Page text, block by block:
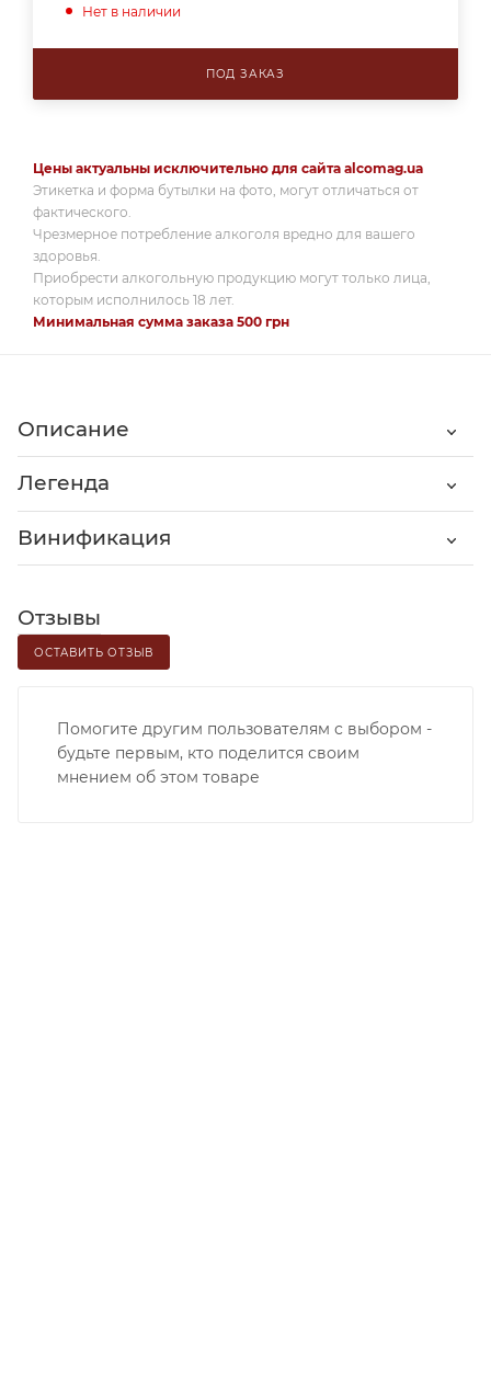
Нет в наличии
ПОД ЗАКАЗ
Цены актуальны исключительно для сайта alcomag.ua
Этикетка и форма бутылки на фото, могут отличаться от
фактического.
Чрезмерное потребление алкоголя вредно для вашего
здоровья.
Приобрести алкогольную продукцию могут только лица,
которым исполнилось 18 лет.
Минимальная сумма заказа 500 грн
Описание
Легенда
Винификация
Отзывы
ОСТАВИТЬ ОТЗЫВ
Помогите другим пользователям с выбором -
будьте первым, кто поделится своим
мнением об этом товаре